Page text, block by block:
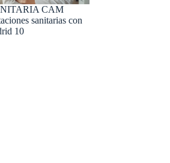
CAM
sanitarias con
10